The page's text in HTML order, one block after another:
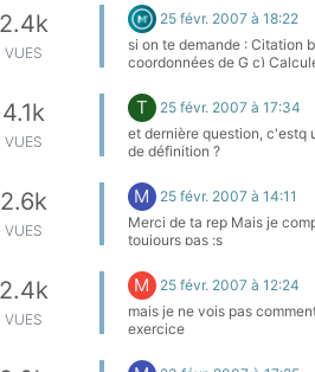
2.4k
VUES
25 févr. 2007 à 18:22
si on te demande : Citation
coordonnées de G c)
pour des prunes !
4.1k
VUES
T
25 févr. 2007 à 17:34
et dernière question, c'estq
de définition ?
2.6k
VUES
M
25 févr. 2007 à 14:11
Merci de ta rep Mais je
toujours pas :s
2.4k
VUES
M
25 févr. 2007 à 12:24
mais je ne vois pas
exercice